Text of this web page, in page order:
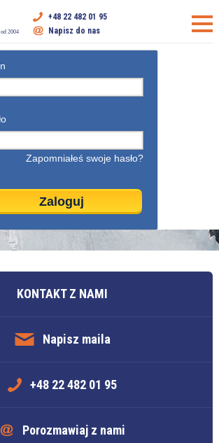
2004
+48 22 482 01 95
Napisz do nas
Zapomniałeś swoje hasło?
KONTAKT Z NAMI
Napisz maila
+48 22 482 01 95
Porozmawiaj z nami